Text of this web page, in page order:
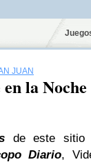
JUAN
la Noche
de este sitio
Diario,